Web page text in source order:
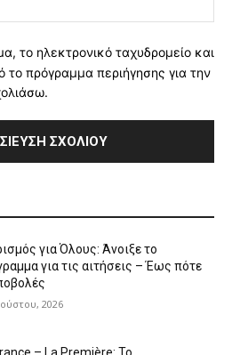
το ηλεκτρονικό ταχυδρομείο και
το πρόγραμμα περιήγησης για την
για Όλους: Άνοιξε το
για τις αιτήσεις – Έως πότε
2026